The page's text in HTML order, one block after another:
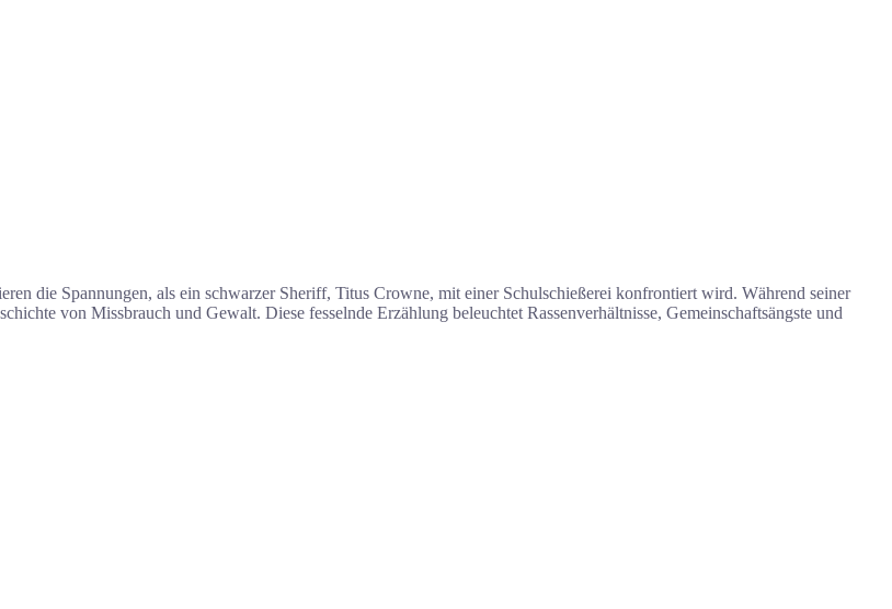
die Spannungen, als ein schwarzer Sheriff, Titus Crowne, mit einer Schulschießerei konfrontiert wird. Während seiner
von Missbrauch und Gewalt. Diese fesselnde Erzählung beleuchtet Rassenverhältnisse, Gemeinschaftsängste und